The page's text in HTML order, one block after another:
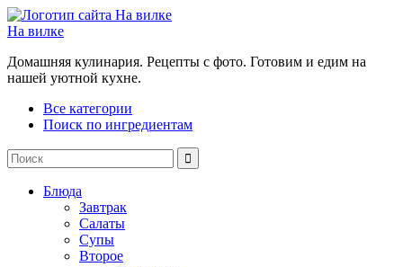
На вилке
Домашняя кулинария. Рецепты с фото. Готовим и едим на
нашей уютной кухне.
Все категории
Поиск по ингредиентам
Блюда
Завтрак
Салаты
Супы
Второе